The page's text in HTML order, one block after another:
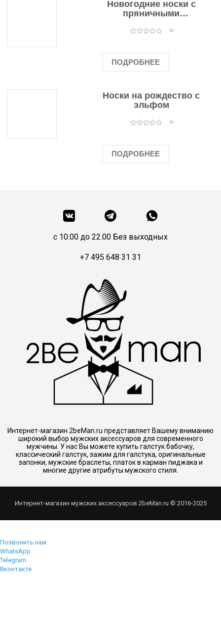
Новогодние носки с
пряничными
(0)
ПОДРОБНЕЕ
Носки на рождество с
эльфом
(0)
ПОДРОБНЕЕ
c 10.00 до 22.00 Без выходных
+7 495 648 31 31
Интернет-магазин 2beMan.ru представляет Вашему вниманию
широкий выбор мужских аксессуаров для современного
мужчины. У нас Вы можете купить галстук бабочку,
классический галстук, зажим для галстука, оригинальные
запонки, мужские браслеты, платок в карман пиджака и
многие другие атрибуты мужского стиля.
Интернет-магазин мужских аксессуаров 2beMan.ru © 2016-2025
Позвонить нам
WhatsApp
Telegram
Вконтакте